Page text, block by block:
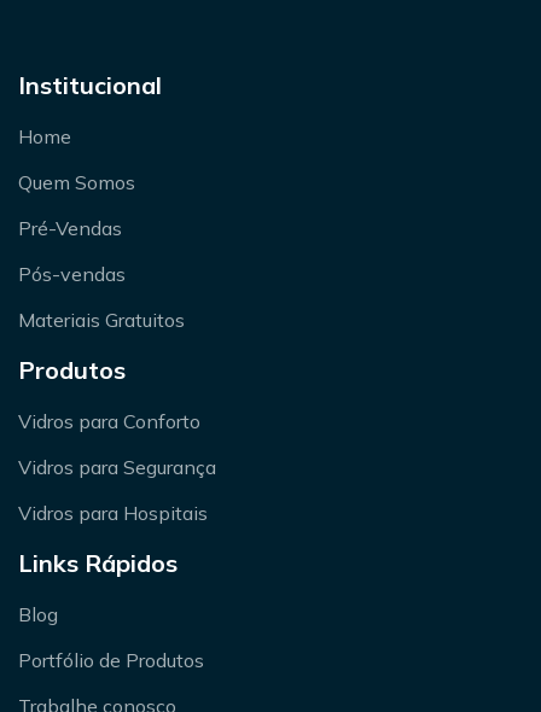
Institucional
Home
Quem Somos
Pré-Vendas
Pós-vendas
Materiais Gratuitos
Produtos
Vidros para Conforto
Vidros para Segurança
Vidros para Hospitais
Links Rápidos
Blog
Portfólio de Produtos
Trabalhe conosco